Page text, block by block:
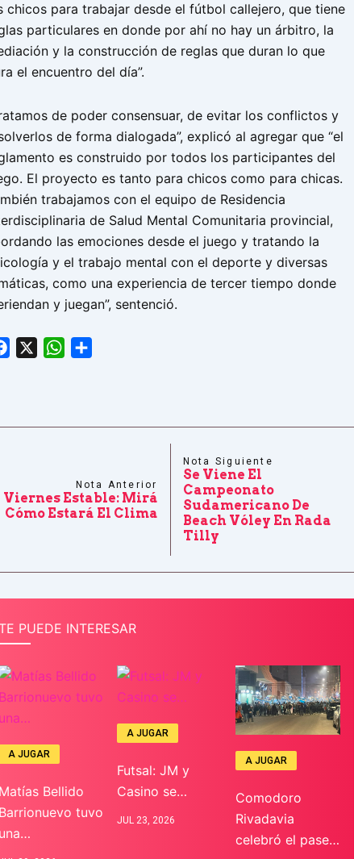
chicos para trabajar desde el fútbol callejero, que tiene
particulares en donde por ahí no hay un árbitro, la
y la construcción de reglas que duran lo que
el encuentro del día”.
de poder consensuar, de evitar los conflictos y
de forma dialogada”, explicó al agregar que “el
es construido por todos los participantes del
El proyecto es tanto para chicos como para chicas.
trabajamos con el equipo de Residencia
de Salud Mental Comunitaria provincial,
las emociones desde el juego y tratando la
y el trabajo mental con el deporte y diversas
como una experiencia de tercer tiempo donde
y juegan”, sentenció.
Facebook WhatsApp
Nota Anterior
Viernes Estable: Mirá
Cómo Estará El Clima
Nota Siguiente
Se Viene El
Campeonato
Sudamericano De
Beach Vóley En Rada
Tilly
PUEDE INTERESAR
A JUGAR
Matías Bellido
Barrionuevo tuvo
una…
A JUGAR
Futsal: JM y
Casino se…
JUL 23, 2026
A JUGAR
Comodoro
Rivadavia
celebró el pase…